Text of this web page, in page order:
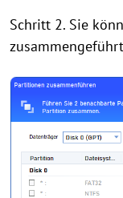
Schritt 2. Sie